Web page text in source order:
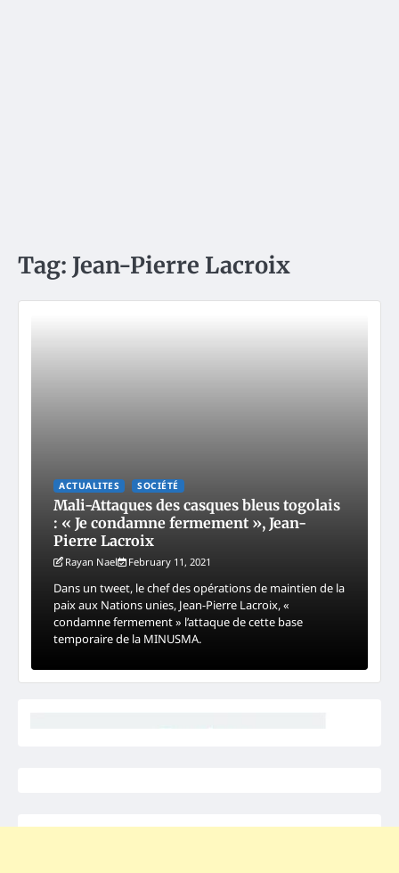
Tag: Jean-Pierre Lacroix
ACTUALITES SOCIÉTÉ
Mali-Attaques des casques bleus togolais
: « Je condamne fermement », Jean-
Pierre Lacroix
Rayan Nael February 11, 2021
Dans un tweet, le chef des opérations de maintien de la
paix aux Nations unies, Jean-Pierre Lacroix, «
condamne fermement » l’attaque de cette base
temporaire de la MINUSMA.